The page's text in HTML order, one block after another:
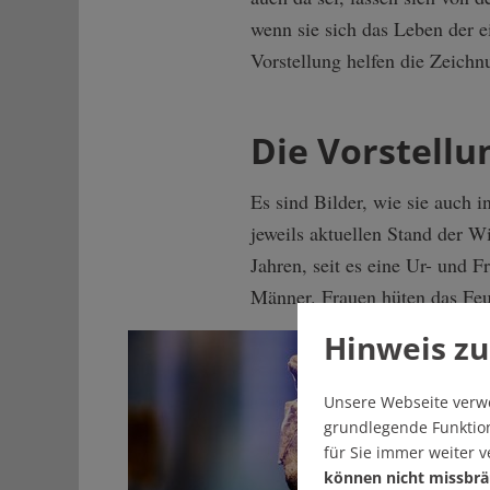
wenn sie sich das Leben der
Vorstellung helfen die
Die
Es sind Bilder, wie sie auch
jeweils aktuellen Stand der
Jahren, seit es eine Ur- und
Männer. Frauen hüten das
Hinweis
Unsere Webseite
grundlegende
für Sie immer weiter
können nicht